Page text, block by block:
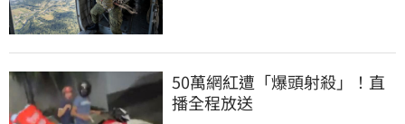
50萬網紅遭「爆頭射殺」！直
播全程放送